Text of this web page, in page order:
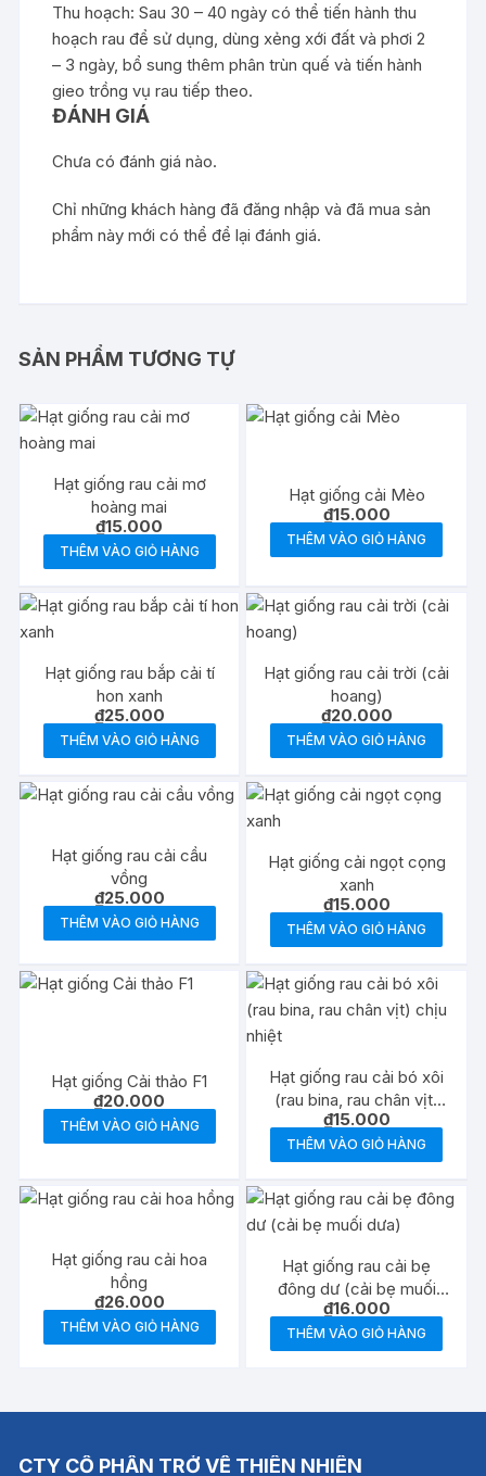
Thu hoạch: Sau 30 – 40 ngày có thể tiến hành thu
hoạch rau để sử dụng, dùng xẻng xới đất và phơi 2
– 3 ngày, bổ sung thêm phân trùn quế và tiến hành
gieo trồng vụ rau tiếp theo.
ĐÁNH GIÁ
Chưa có đánh giá nào.
Chỉ những khách hàng đã đăng nhập và đã mua sản
phẩm này mới có thể để lại đánh giá.
SẢN PHẨM TƯƠNG TỰ
Hạt giống rau cải mơ
hoàng mai
₫15.000
THÊM VÀO GIỎ HÀNG
Hạt giống cải Mèo
₫15.000
THÊM VÀO GIỎ HÀNG
Hạt giống rau bắp cải tí
hon xanh
₫25.000
THÊM VÀO GIỎ HÀNG
Hạt giống rau cải trời (cải
hoang)
₫20.000
THÊM VÀO GIỎ HÀNG
Hạt giống rau cải cầu
vồng
₫25.000
THÊM VÀO GIỎ HÀNG
Hạt giống cải ngọt cọng
xanh
₫15.000
THÊM VÀO GIỎ HÀNG
Hạt giống Cải thảo F1
₫20.000
THÊM VÀO GIỎ HÀNG
Hạt giống rau cải bó xôi
(rau bina, rau chân vịt)
chịu nhiệt
₫15.000
THÊM VÀO GIỎ HÀNG
Hạt giống rau cải hoa
hồng
₫26.000
THÊM VÀO GIỎ HÀNG
Hạt giống rau cải bẹ
đông dư (cải bẹ muối
dưa)
₫16.000
THÊM VÀO GIỎ HÀNG
CTY CỔ PHẦN TRỞ VỀ THIÊN NHIÊN